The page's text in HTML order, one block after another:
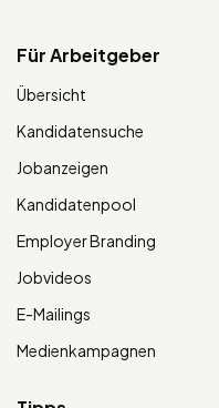
Für Arbeitgeber
Übersicht
Kandidatensuche
Jobanzeigen
Kandidatenpool
Employer Branding
Jobvideos
E-Mailings
Medienkampagnen